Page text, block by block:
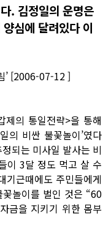
. 김정일의 운명은
심에 달려있다 이
’ [2006-07-12 ]
제의 통일전략>을 통해
의 비싼 불꽃놀이’였다
되는 미사일 발사는 비
이 3달 정도 먹고 살 수
기근때에도 주민들에게
꽃놀이를 벌인 것은 “60
금을 지키기 위한 몸부